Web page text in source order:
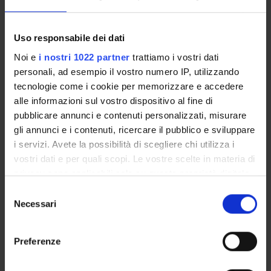
Uso responsabile dei dati
Noi e i nostri 1022 partner trattiamo i vostri dati
personali, ad esempio il vostro numero IP, utilizzando
tecnologie come i cookie per memorizzare e accedere
alle informazioni sul vostro dispositivo al fine di
pubblicare annunci e contenuti personalizzati, misurare
gli annunci e i contenuti, ricercare il pubblico e sviluppare
i servizi. Avete la possibilità di scegliere chi utilizza i
vostri dati e per quali scopi. Le vostre scelte in materia di
privacy sono applicabili solo su questa proprietà digitale
modificare o revocare il proprio consenso in qualsiasi
momento dalla Dichiarazione sui cookie o facendo clic
delNecessari
Preferenze
ACTIVITIES
RESEARCH AREAS
RESEARCH GROUPS
PHD PROGRAMMES
RESEARCH FACILITIES